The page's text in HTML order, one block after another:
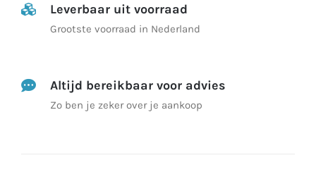
Leverbaar uit voorraad
Grootste voorraad in Nederland
Altijd bereikbaar voor advies
Zo ben je zeker over je aankoop